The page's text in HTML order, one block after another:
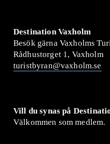
Destination Vaxholm
Besök gärna Vaxholms
Rådhustorget 1, Vaxholm
turistbyran@vaxholm.se
Vill du synas på
Välkommen som medlem.